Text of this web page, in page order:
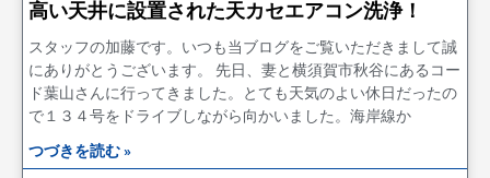
高い天井に設置された天カセエアコン洗浄！
スタッフの加藤です。いつも当ブログをご覧いただきまして誠
にありがとうございます。 先日、妻と横須賀市秋谷にあるコー
ド葉山さんに行ってきました。とても天気のよい休日だったの
で１３４号をドライブしながら向かいました。海岸線か
つづきを読む »